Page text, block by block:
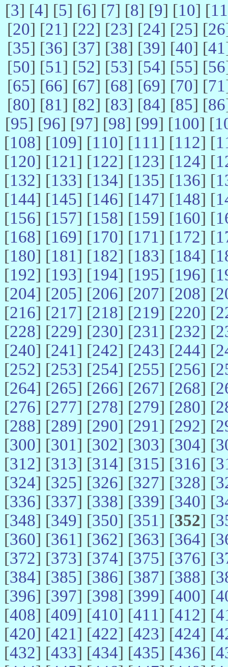
[3] [4] [5] [6] [7] [8] [9] [10] [11
[20] [21] [22] [23] [24] [25] [26
[35] [36] [37] [38] [39] [40] [41
[50] [51] [52] [53] [54] [55] [56
[65] [66] [67] [68] [69] [70] [71
[80] [81] [82] [83] [84] [85] [86
[95] [96] [97] [98] [99] [100] [
[108] [109] [110] [111] [112] [
[120] [121] [122] [123] [124] [
[132] [133] [134] [135] [136] [
[144] [145] [146] [147] [148] [
[156] [157] [158] [159] [160] [
[168] [169] [170] [171] [172] [
[180] [181] [182] [183] [184] [
[192] [193] [194] [195] [196] [
[204] [205] [206] [207] [208] [
[216] [217] [218] [219] [220] [
[228] [229] [230] [231] [232] [
[240] [241] [242] [243] [244] [
[252] [253] [254] [255] [256] [
[264] [265] [266] [267] [268] [
[276] [277] [278] [279] [280] [
[288] [289] [290] [291] [292] [
[300] [301] [302] [303] [304] [
[312] [313] [314] [315] [316] [
[324] [325] [326] [327] [328] [
[336] [337] [338] [339] [340] [
[348] [349] [350] [351] [352] [
[360] [361] [362] [363] [364] [
[372] [373] [374] [375] [376] [
[384] [385] [386] [387] [388] [
[396] [397] [398] [399] [400] [
[408] [409] [410] [411] [412] [
[420] [421] [422] [423] [424] [
[432] [433] [434] [435] [436] [